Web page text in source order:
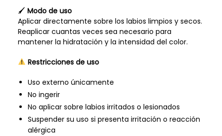
🖌 Modo de uso
Aplicar directamente sobre los labios limpios y secos.
Reaplicar cuantas veces sea necesario para
mantener la hidratación y la intensidad del color.
Restricciones de uso
Uso externo únicamente
No ingerir
No aplicar sobre labios irritados o lesionados
Suspender su uso si presenta irritación o reacción
alérgica